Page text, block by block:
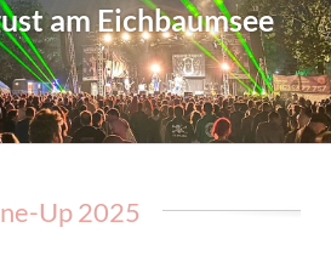
am Eichbaumsee
Up 2025